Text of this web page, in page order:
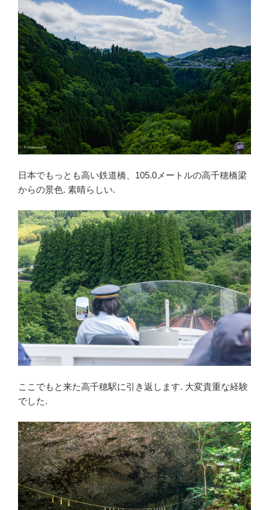
日本でもっとも高い鉄道橋、105.0メートルの高千穂橋梁
からの景色. 素晴らしい.
ここでもと来た高千穂駅に引き返します. 大変貴重な経験
でした.